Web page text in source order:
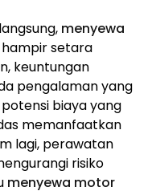
menyewa
hampir setara
keuntungan
pengalaman yang
biaya yang
memanfaatkan
lagi, perawatan
risiko
menyewa motor